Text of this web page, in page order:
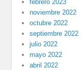
febrero 2023
noviembre 2022
octubre 2022
septiembre 2022
julio 2022
mayo 2022
abril 2022